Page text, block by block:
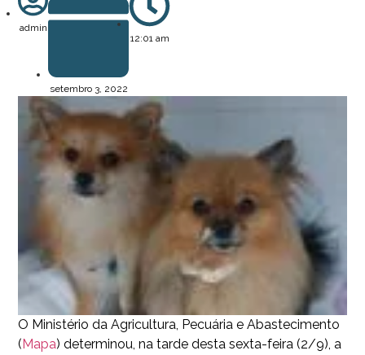
admin
setembro 3, 2022
12:01 am
O Ministério da Agricultura, Pecuária e Abastecimento
( Mapa) determinou, na tarde desta sexta-feira (2/9), a